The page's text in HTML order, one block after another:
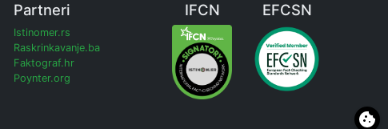
Partneri
Istinomer.rs
Raskrinkavanje.ba
Faktograf.hr
Poynter.org
IFCN EFCSN